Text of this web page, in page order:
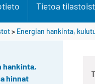
Tietoa
> Energian hankinta,
hankinta,
hinnat